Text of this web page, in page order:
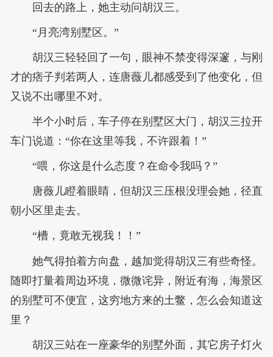
回去的路上，她主动问胡汉三。
“月亮湾别墅区。”
胡汉三轻轻回了一句，眼神不禁变得深邃，与刚
才的痞子判若两人，连唐薇儿都感受到了他变化，但
又说不出哪里不对。
半个小时后，车子停在别墅区大门，胡汉三拉开
车门说道：“你在这里等我，不许跟着！”
“喂，你这是什么态度？在命令我吗？”
唐薇儿瞪着眼睛，但胡汉三压根没理会她，径直
朝小区里走去。
“槽，竟敢无视我！！”
她气得拍着方向盘，越加觉得胡汉三有些奇怪。
随即打量着周边环境，微微诧异，附近有海，海景区
的别墅可不便宜，这穷地方来的土鳖，怎么会知道这
里？
胡汉三站在一座豪华的别墅外面，其它房子灯火